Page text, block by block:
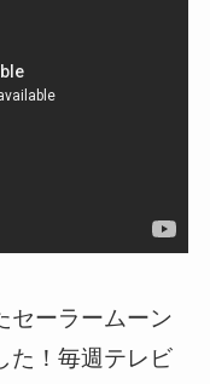
セーラームーン
た！毎週テレビ